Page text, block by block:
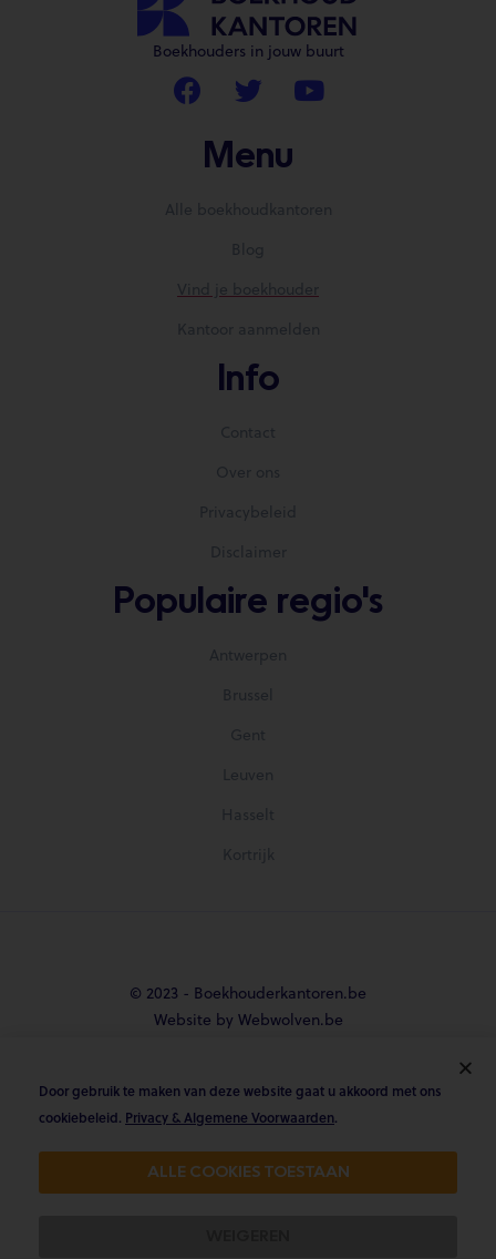
Boekhouders in jouw buurt
Menu
Alle boekhoudkantoren
Blog
Vind je boekhouder
Kantoor aanmelden
Info
Contact
Over ons
Privacybeleid
Disclaimer
Populaire regio's
Antwerpen
Brussel
Gent
Leuven
Hasselt
Kortrijk
© 2023 - Boekhouderkantoren.be
Website by Webwolven.be
  
Gemiddelde klantbeoordeling
4.8/5 op Trustpilot & 4.9/5 op google
Door gebruik te maken van deze website gaat u akkoord met ons
cookiebeleid. Privacy & Algemene Voorwaarden.
ALLE COOKIES TOESTAAN